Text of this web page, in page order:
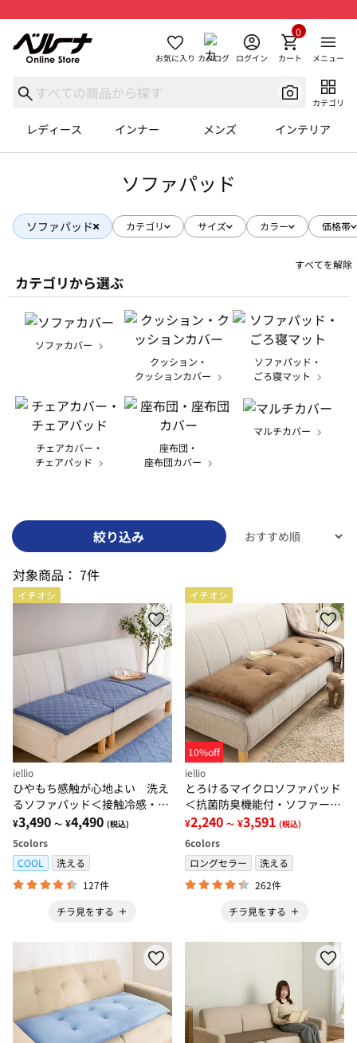
お気に入り カタログ ログイン カート
0
メニュー
カテゴリ
レディース インナー メンズ インテリア
ソファパッド
ソファパッド カテゴリ サイズ カラー 価格帯
すべてを解除
カテゴリから選ぶ
ソファカバー
クッション・
クッションカバー
ソファパッド・
ごろ寝マット
チェアカバー・
チェアパッド
座布団・
座布団カバー
マルチカバー
絞り込み
対象商品： 7件
イチオシ
iellio
ひやもち感触が心地よい 洗え
るソファパッド＜接触冷感・高
反発・クッション・長座布団・
ごろ寝マット・防ダニ・滑りに
くい加工＞
¥3,490 ～ ¥4,490 (税込)
5colors
COOL
洗える
127件
チラ見をする
イチオシ
10%off
iellio
とろけるマイクロソファパッド
＜抗菌防臭機能付・ソファーパ
ッド・２人掛け・３人掛け・３
人掛けワイド・クッション・長
座布団＞
¥2,240 ～ ¥3,591 (税込)
6colors
ロングセラー
洗える
262件
チラ見をする